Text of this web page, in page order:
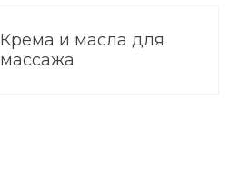
Крема и масла для
массажа